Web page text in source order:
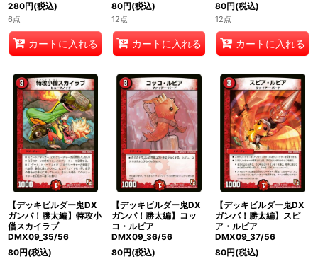
280円(税込)
6点
カートに入れる
80円(税込)
12点
カートに入れる
80円(税込)
12点
カートに入れる
【デッキビルダー鬼DX
ガンバ！勝太編】特攻小
僧スカイラブ
DMX09_35/56
80円(税込)
【デッキビルダー鬼DX
ガンバ！勝太編】コッ
コ・ルピア
DMX09_36/56
80円(税込)
【デッキビルダー鬼DX
ガンバ！勝太編】スピ
ア・ルピア
DMX09_37/56
80円(税込)